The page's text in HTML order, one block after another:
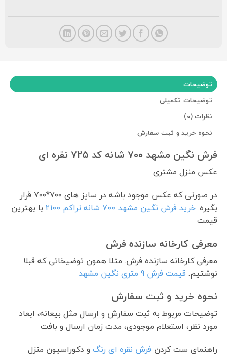
توضیحات
توضیحات تکمیلی
نظرات (0)
نحوه خرید و ثبت سفارش
فرش نگین مشهد ۷۰۰ شانه کد ۷۲۵ نقره ای
عکس منزل مشتری
در صورتی که عکس موجود باشه در سایز های ۷۰۰*۷۰۰ قرار
بگیره.خرید فرش نگین مشهد 700 شانه تراکم 2100
با بهترین
قیمت
معرفی کارخانه سازنده فرش
معرفی کارخانه سازنده فرش. مثلا همون توضیخاتی که قبلا
نوشتیم. قیمت فرش 9 متری نگین مشهد
نحوه خرید و ثبت سفارش
توضیحات مربوط به ثبت سفارش و ارسال مثل بیعانه، ابعاد
مورد نظر، استعلام موجودی، مدت زمان ارسال و بافت
راهنمای ست کردن فرش نقره ای رنگو دکوراسیون منزل